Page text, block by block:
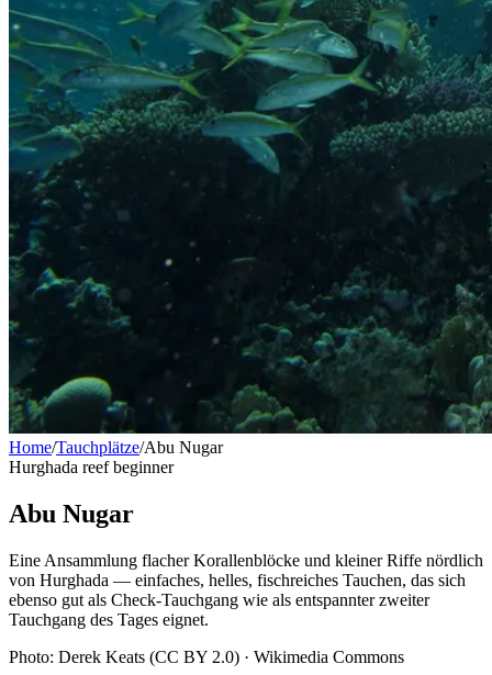
Home/Tauchplätze/Abu Nugar
Hurghada reefbeginner
Abu Nugar
Eine Ansammlung flacher Korallenblöcke und kleiner Riffe nördlich
von Hurghada — einfaches, helles, fischreiches Tauchen, das sich
ebenso gut als Check-Tauchgang wie als entspannter zweiter
Tauchgang des Tages eignet.
Photo: Derek Keats (CC BY 2.0) · Wikimedia Commons